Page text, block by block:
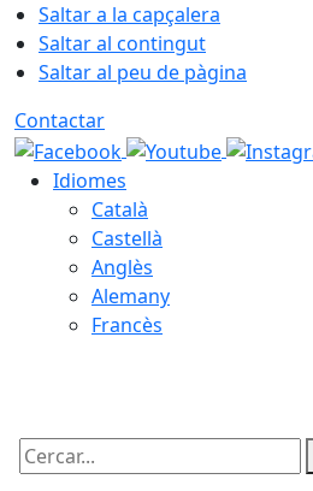
Saltar a la capçalera
Saltar al contingut
Saltar al peu de pàgina
Contactar
Idiomes
Català
Castellà
Anglès
Alemany
Francès
Cercar: